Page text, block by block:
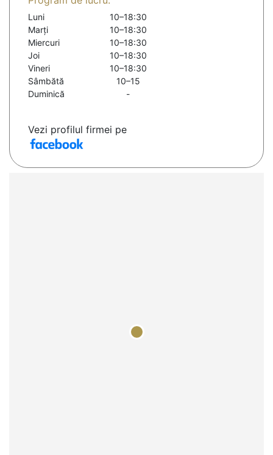
Luni
10–18:30
Marți
10–18:30
Miercuri
10–18:30
Joi
10–18:30
Vineri
10–18:30
Sâmbătă
10–15
Duminică
-
Vezi profilul firmei pe